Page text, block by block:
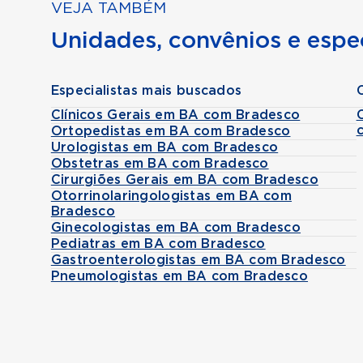
VEJA TAMBÉM
Unidades, convênios e
Especialistas mais buscados
Clínicos Gerais em BA com Bradesco
Ortopedistas em BA com Bradesco
Urologistas em BA com Bradesco
Obstetras em BA com Bradesco
Cirurgiões Gerais em BA com Bradesco
Otorrinolaringologistas em BA com
Bradesco
Ginecologistas em BA com Bradesco
Pediatras em BA com Bradesco
Gastroenterologistas em BA com Bradesco
Pneumologistas em BA com Bradesco